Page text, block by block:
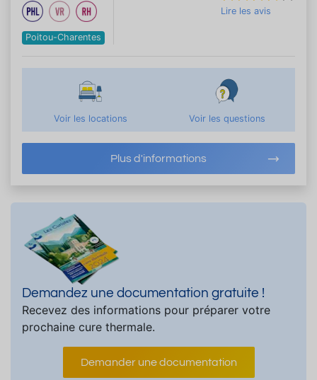
Poitou-Charentes
Lire les avis
Voir les locations Voir les questions
Plus d'informations
Demandez une documentation gratuite !
Recevez des informations pour préparer votre
prochaine cure thermale.
Demander une documentation